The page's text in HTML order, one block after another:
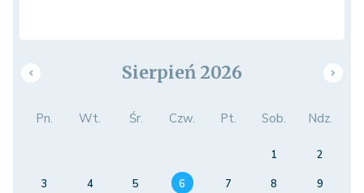
Sierpień 2026
Pn. Wt. Śr. Czw. Pt. Sob. Ndz.
1
2
3
4 5 6 7 8
9